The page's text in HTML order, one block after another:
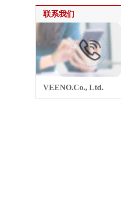
联系我们
VEENO.Co., Ltd.